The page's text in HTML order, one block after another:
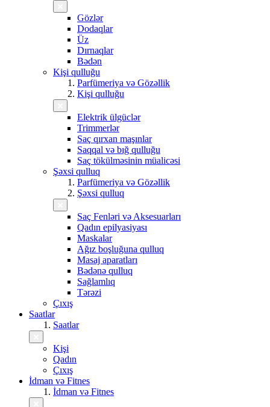
Gözlər
Dodaqlar
Üz
Dırnaqlar
Bədən
Kişi qulluğu
Parfümeriya və Gözəllik
Kişi qulluğu
Elektrik ülgüclər
Trimmerlər
Saç qırxan maşınlar
Saqqal və bığ qulluğu
Saç tökülməsinin müalicəsi
Şəxsi qulluq
Parfümeriya və Gözəllik
Şəxsi qulluq
Saç Fenləri və Aksesuarları
Qadın epilyasiyası
Maskalar
Ağız boşluğuna qulluq
Masaj aparatları
Bədənə qulluq
Sağlamlıq
Tərəzi
Çıxış
Saatlar
Saatlar
Kişi
Qadın
Çıxış
İdman və Fitnes
İdman və Fitnes